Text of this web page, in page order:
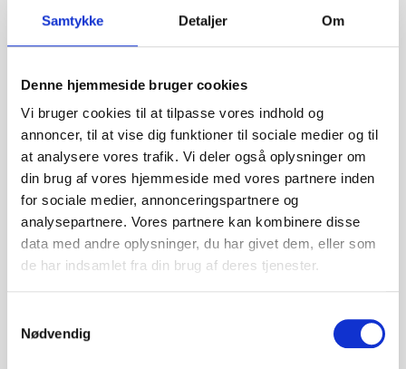
Samtykke Detaljer Om
Denne hjemmeside bruger cookies
Vi bruger cookies til at tilpasse vores indhold og
annoncer, til at vise dig funktioner til sociale medier og til
at analysere vores trafik. Vi deler også oplysninger om
din brug af vores hjemmeside med vores partnere inden
for sociale medier, annonceringspartnere og
analysepartnere. Vores partnere kan kombinere disse
data med andre oplysninger, du har givet dem, eller som
de har indsamlet fra din brug af deres tjenester.
Nødvendig
rens i København
i København, der får udført professionel møbelrens,
oplever markante forbedringer i deres møbler. Typiske
erfaringer med sofa rens og møbelrens er: Derfor
vælger mange møbelrens fremfor at købe nyt Hvorfor
er kunder tilfredse med sofa rens? Når man ser på
kundeoplevelser, går følgende igen: ✔ Dybderensning
gør forskellen Professionel […]
Den ultimative guide til
HVORDAN møbelrens.nu KAN FORVANDLE DINE